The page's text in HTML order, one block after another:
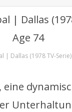
| Dallas (1978 TV-